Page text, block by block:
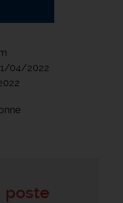
04/2022
poste